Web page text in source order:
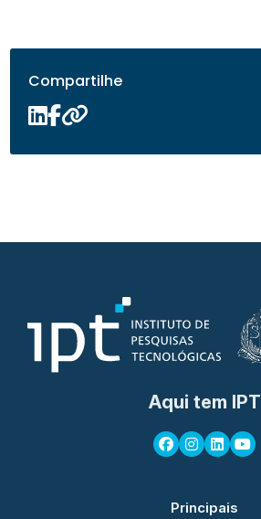
Compartilhe
Aqui tem IPT
Principais